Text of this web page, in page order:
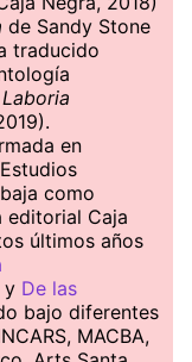
de Sandy Stone
traducido
en
como
editorial Caja
últimos años
y De las
bajo diferentes
MACBA,